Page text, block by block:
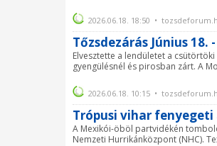
2026.06.18. 18:50 •
Tőzsdezárás Június
Elvesztette a lendületet a
gyengülésnél és pirosban zárt. A
2026.06.18. 10:15 •
Trópusi vihar
A Mexikói-öböl partvidékén
Nemzeti Hurrikánközpont (NHC).